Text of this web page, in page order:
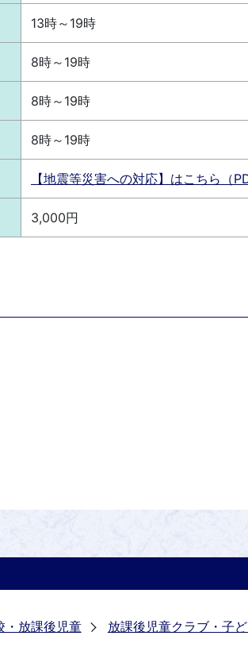
13時～19時
8時～19時
8時～19時
8時～19時
【地震等災害への対応】はこちら（
3,000円
・放課後児童
放課後児童クラブ・子